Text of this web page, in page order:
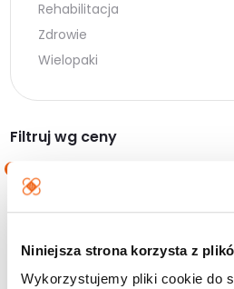
Niniejsza strona korzysta z
Wykorzystujemy pliki cookie do
Rehabilitacja
Zdrowie
Wielopaki
Filtruj wg ceny
min.
maks.
Filtruj